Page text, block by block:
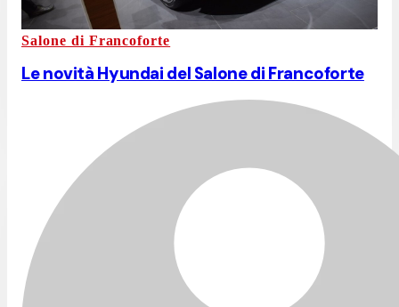
Salone di Francoforte
Le novità Hyundai del Salone di Francoforte